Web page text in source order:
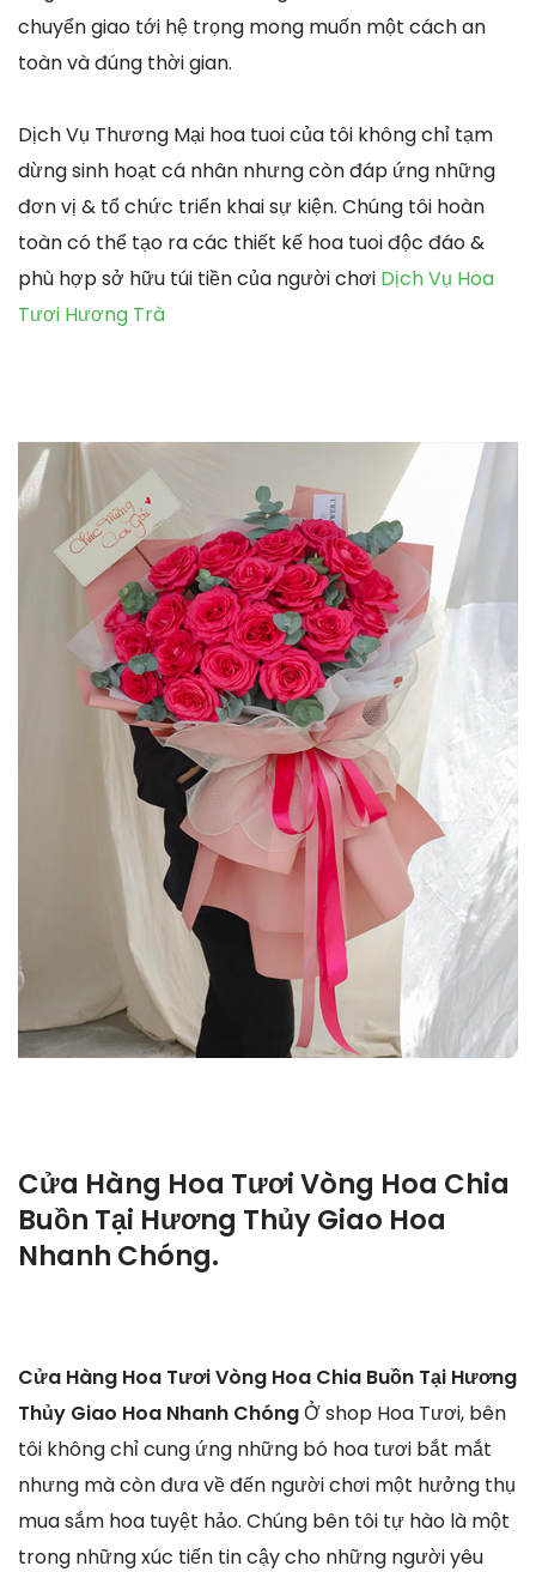
chuyển giao tới hệ trọng mong muốn một cách an
toàn và đúng thời gian.
Dịch Vụ Thương Mại hoa tuoi của tôi không chỉ tạm
dừng sinh hoạt cá nhân nhưng còn đáp ứng những
đơn vị & tổ chức triển khai sự kiện. Chúng tôi hoàn
toàn có thể tạo ra các thiết kế hoa tuoi độc đáo &
phù hợp sở hữu túi tiền của người chơi Dịch Vụ Hoa
Tươi Hương Trà
Cửa Hàng Hoa Tươi Vòng Hoa Chia
Buồn Tại Hương Thủy Giao Hoa
Nhanh Chóng.
Cửa Hàng Hoa Tươi Vòng Hoa Chia Buồn Tại Hương
Thủy Giao Hoa Nhanh ChóngỞ shop Hoa Tươi, bên
tôi không chỉ cung ứng những bó hoa tươi bắt mắt
nhưng mà còn đưa về đến người chơi một hưởng thụ
mua sắm hoa tuyệt hảo. Chúng bên tôi tự hào là một
trong những xúc tiến tin cậy cho những người yêu